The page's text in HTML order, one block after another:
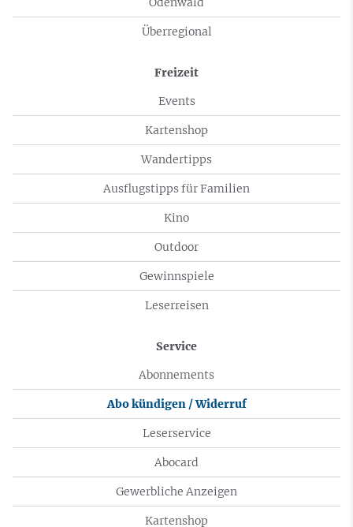
Überregional
Freizeit
Events
Kartenshop
Wandertipps
Ausflugstipps für Familien
Kino
Outdoor
Gewinnspiele
Leserreisen
Service
Abonnements
Abo kündigen / Widerruf
Leserservice
Abocard
Gewerbliche Anzeigen
Kartenshop